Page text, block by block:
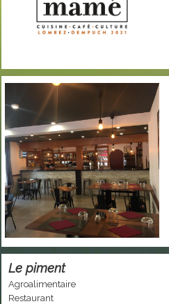
Le piment
Agroalimentaire
Restaurant